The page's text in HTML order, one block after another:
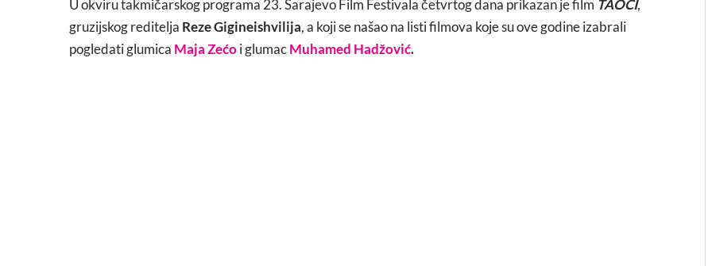
U okviru takmičarskog programa 23. Sarajevo Film Festivala četvrtog dana prikazan je film TAOCI,
gruzijskog reditelja Reze Gigineishvilija, a koji se našao na listi filmova koje su ove godine izabrali
pogledati glumica Maja Zećoi glumacMuhamed Hadžović.